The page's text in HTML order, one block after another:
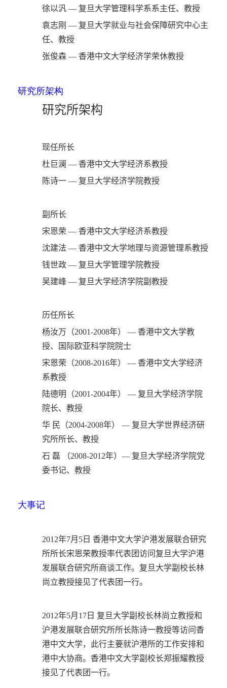
徐以汎 — 复旦大学管理科学系系主任、教授
袁志刚 — 复旦大学就业与社会保障研究中心主
任、教授
张俊森 — 香港中文大学经济学荣休教授
研究所架构
研究所架构
现任所长
杜巨澜 — 香港中文大学经济系教授
陈诗一 — 复旦大学经济学院教授
副所长
宋恩荣 — 香港中文大学经济系教授
沈建法 — 香港中文大学地理与资源管理系教授
钱世政 — 复旦大学管理学院教授
吴建峰 — 复旦大学经济学院副教授
历任所长
杨汝万（2001-2008年） — 香港中文大学教
授、国际欧亚科学院院士
宋恩荣（2008-2016年） — 香港中文大学经济
系教授
陆德明（2001-2004年） — 复旦大学经济学院
院长、教授
华 民（2004-2008年） — 复旦大学世界经济研
究所所长、教授
石 磊 （2008-2012年）— 复旦大学经济学院党
委书记、教授
大事记
2012年7月5日 香港中文大学沪港发展联合研究
所所长宋恩荣教授率代表团访问复旦大学沪港
发展联合研究所商谈工作。复旦大学副校长林
尚立教授接见了代表团一行。
2012年5月17日 复旦大学副校长林尚立教授和
沪港发展联合研究所所长陈诗一教授等访问香
港中文大学，此行主要就沪港所的工作安排和
港中大协商。香港中文大学副校长郑振耀教授
接见了代表团一行。